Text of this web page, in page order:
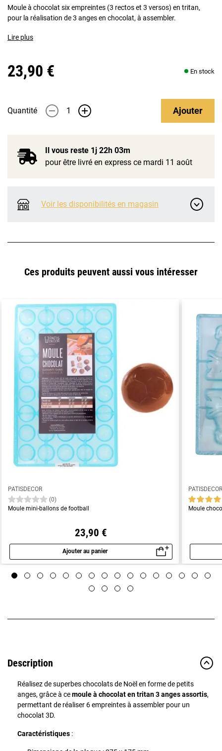
Moule à chocolat six empreintes (3 rectos et 3 versos) en tritan,
pour la réalisation de 3 anges en chocolat, à assembler.
Lire plus
23,90 € En stock
Quantité - + Ajouter
Il vous reste 1j 22h 03m
pour être livré en express ce mardi 11 août
Voir les disponibilités en magasin
Ces produits peuvent aussi vous intéresser
PATISDECOR
(0)
Moule mini-ballons de football
23,90 €
Ajouter au panier
Aperçu rapide
Moule
Description
Réalisez de superbes chocolats de Noël en forme de petits
anges, grâce à cemoule à chocolat en tritan 3 anges assortis,
permettant de réaliser 6 empreintes à assembler pour un
chocolat 3D.
Caractéristiques :